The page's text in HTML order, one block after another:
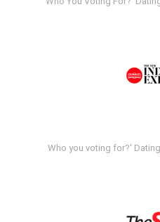
Who you voting for?'